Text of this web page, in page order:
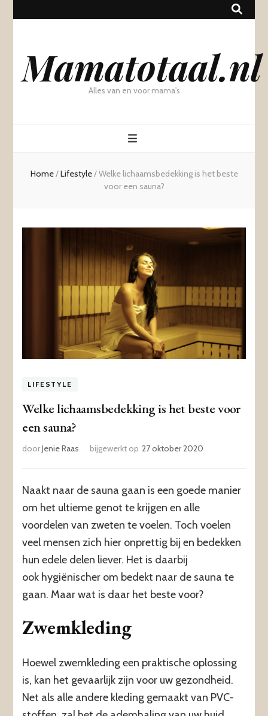
Mamatotaal.nl
Alles van en voor mama's
Home/Lifestyle/Welke lichaamsbedekking is het beste
voor een sauna?
LIFESTYLE
Welke lichaamsbedekking is het beste voor
een sauna?
doorJenie Raas bijgewerkt op 27 oktober 2020
Naakt naar de sauna gaan is een goede manier
om het ultieme genot te krijgen en alle
voordelen van zweten te voelen. Toch voelen
veel mensen zich hier onprettig bij en bedekken
hun edele delen liever. Het is daarbij
ook hygiënischer om bedekt naar de sauna te
gaan. Maar wat is daar het beste voor?
Zwemkleding
Hoewel zwemkleding een praktische oplossing
is, kan het gevaarlijk zijn voor uw gezondheid.
Net als alle andere kleding gemaakt van PVC-